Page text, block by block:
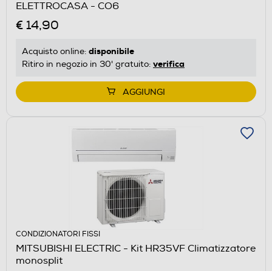
ELETTROCASA - CO6
€ 14,90
Acquisto online: disponibile
Ritiro in negozio in 30' gratuito: verifica
AGGIUNGI
CONDIZIONATORI FISSI
MITSUBISHI ELECTRIC - Kit HR35VF Climatizzatore
monosplit